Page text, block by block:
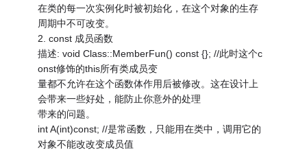
在类的每一次实例化时被初始化，在这个对象的生存
周期中不可改变。
2. const 成员函数
描述: void Class::MemberFun() const {}; //此时这个c
onst修饰的this所有类成员变
量都不允许在这个函数体作用后被修改。这在设计上
会带来一些好处，能防止你意外的处理
带来的问题。
int A(int)const; //是常函数，只能用在类中，调用它的
对象不能改改变成员值